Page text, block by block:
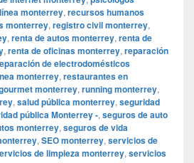
monterrey, recursos humanos
monterrey, registro civil monterrey,
, renta de autos monterrey, renta de
, renta de oficinas monterrey, reparación
de electrodomésticos
monterrey, restaurantes en
monterrey, running monterrey,
, salud pública monterrey, seguridad
pública Monterrey -, seguros de auto
monterrey, seguros de vida
, SEO monterrey, servicios de
de limpieza monterrey, servicios